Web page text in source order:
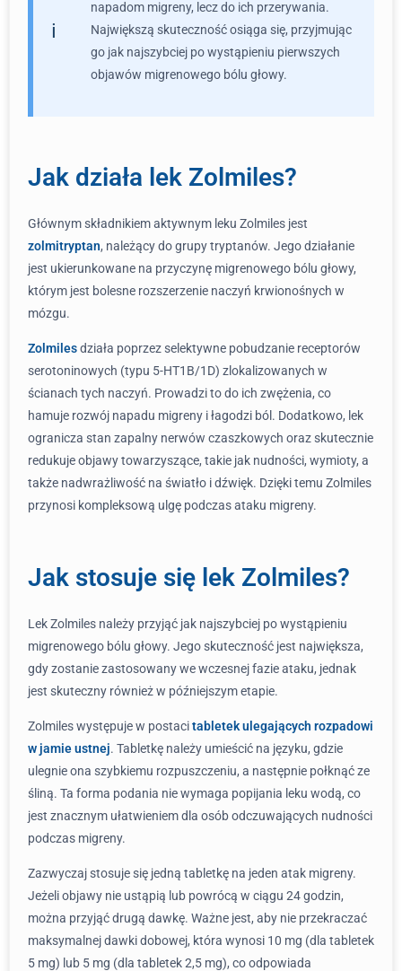
napadom migreny, lecz do ich przerywania.
Największą skuteczność osiąga się, przyjmując
go jak najszybciej po wystąpieniu pierwszych
objawów migrenowego bólu głowy.
Jak działa lek Zolmiles?
Głównym składnikiem aktywnym leku Zolmiles jest
zolmitryptan, należący do grupy tryptanów. Jego działanie
jest ukierunkowane na przyczynę migrenowego bólu głowy,
którym jest bolesne rozszerzenie naczyń krwionośnych w
mózgu.
Zolmilesdziała poprzez selektywne pobudzanie receptorów
serotoninowych (typu 5-HT1B/1D) zlokalizowanych w
ścianach tych naczyń. Prowadzi to do ich zwężenia, co
hamuje rozwój napadu migreny i łagodzi ból. Dodatkowo, lek
ogranicza stan zapalny nerwów czaszkowych oraz skutecznie
redukuje objawy towarzyszące, takie jak nudności, wymioty, a
także nadwrażliwość na światło i dźwięk. Dzięki temu Zolmiles
przynosi kompleksową ulgę podczas ataku migreny.
Jak stosuje się lek Zolmiles?
Lek Zolmiles należy przyjąć jak najszybciej po wystąpieniu
migrenowego bólu głowy. Jego skuteczność jest największa,
gdy zostanie zastosowany we wczesnej fazie ataku, jednak
jest skuteczny również w późniejszym etapie.
Zolmiles występuje w postacitabletek ulegających rozpadowi
w jamie ustnej. Tabletkę należy umieścić na języku, gdzie
ulegnie ona szybkiemu rozpuszczeniu, a następnie połknąć ze
śliną. Ta forma podania nie wymaga popijania leku wodą, co
jest znacznym ułatwieniem dla osób odczuwających nudności
podczas migreny.
Zazwyczaj stosuje się jedną tabletkę na jeden atak migreny.
Jeżeli objawy nie ustąpią lub powrócą w ciągu 24 godzin,
można przyjąć drugą dawkę. Ważne jest, aby nie przekraczać
maksymalnej dawki dobowej, która wynosi 10 mg (dla tabletek
5 mg) lub 5 mg (dla tabletek 2,5 mg), co odpowiada